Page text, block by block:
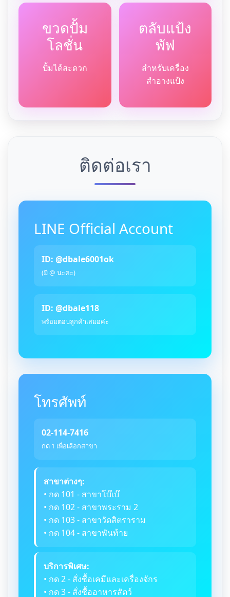
ขวดปั้ม
โลชั่น
ปั้มได้สะดวก
ตลับแป้ง
พัฟ
สำหรับเครื่อง
สำอางแป้ง
ติดต่อเรา
LINE Official Account
ID: @dbale6001ok
(มี @ นะคะ)
ID: @dbale118
พร้อมตอบลูกค้าเสมอค่ะ
โทรศัพท์
02-114-7416
กด 1 เพื่อเลือกสาขา
สาขาต่างๆ:
• กด 101 - สาขาโบ๊เบ๊
• กด 102 - สาขาพระราม 2
• กด 103 - สาขาวัดสิตราราม
• กด 104 - สาขาพันท้าย
บริการพิเศษ:
• กด 2 - สั่งซื้อเคมีและเครื่องจักร
• กด 3 - สั่งซื้ออาหารสัตว์